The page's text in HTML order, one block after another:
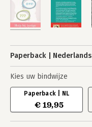
Paperback Nederlands
Kies uw bindwijze
Paperback | NL
€ 19,95